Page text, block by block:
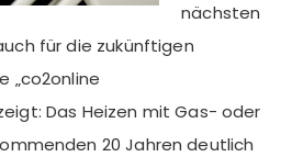
nächsten
für die zukünftigen
„co2online
Das Heizen mit Gas- oder
20 Jahren deutlich